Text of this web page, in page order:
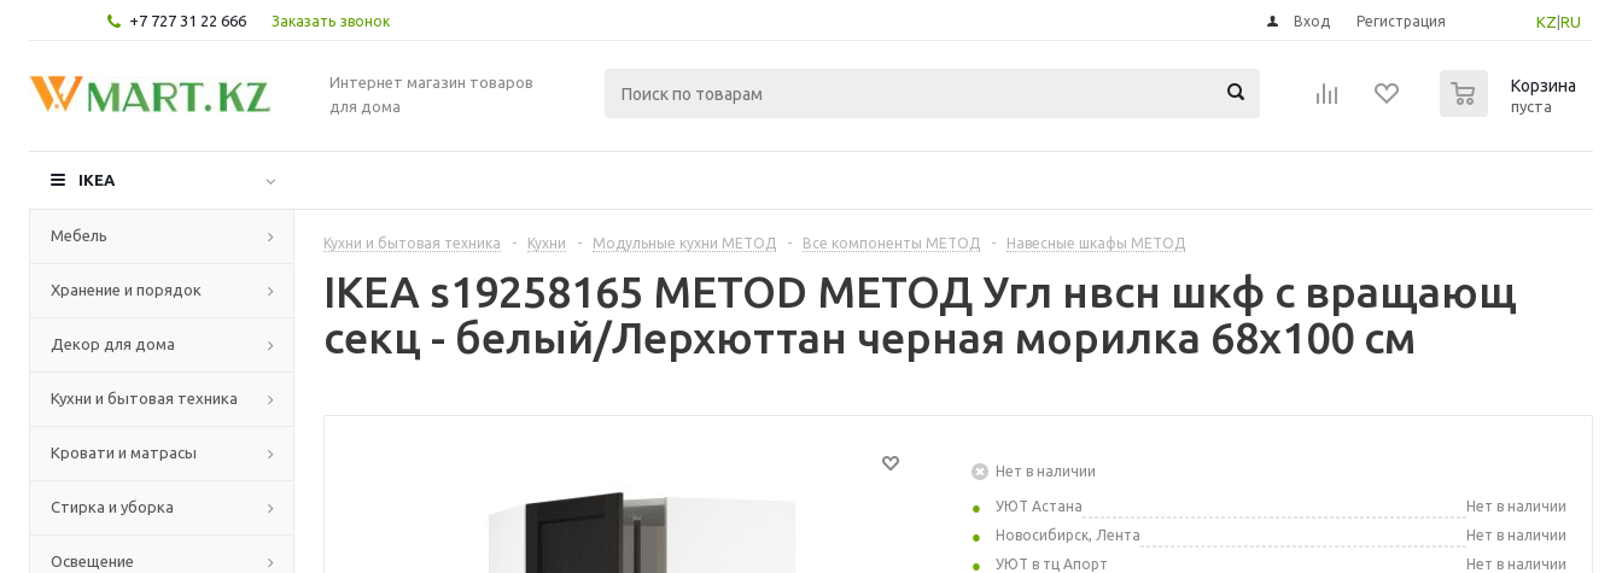
+7 727 31 22 666 Заказать звонок KZ RU
Вход Регистрация
Интернет магазин товаров
для дома
Корзина
пуста
IKEA
Мебель
Хранение и порядок
Декор для дома
Кухни и бытовая техника
Кровати и матрасы
Стирка и уборка
Освещение
Кухни и бытовая техника - Кухни - Модульные кухни МЕТОД - Все компоненты МЕТОД - Навесные шкафы МЕТОД
IKEA s19258165 METOD МЕТОД Угл нвсн шкф с вращающ
секц - белый/Лерхюттан черная морилка 68x100 см
Нет в наличии
УЮТ Астана
Нет в наличии
Новосибирск, Лента
Нет в наличии
УЮТ в тц Апорт
Нет в наличии